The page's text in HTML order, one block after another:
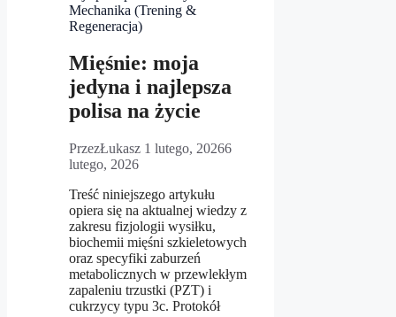
Mechanika (Trening &
Regeneracja)
Mięśnie: moja
jedyna i najlepsza
polisa na życie
PrzezŁukasz 1 lutego, 20266
lutego, 2026
Treść niniejszego artykułu
opiera się na aktualnej wiedzy z
zakresu fizjologii wysiłku,
biochemii mięśni szkieletowych
oraz specyfiki zaburzeń
metabolicznych w przewlekłym
zapaleniu trzustki (PZT) i
cukrzycy typu 3c. Protokół